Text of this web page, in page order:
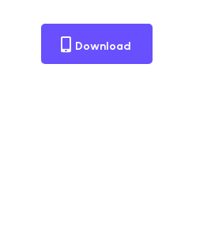
Download